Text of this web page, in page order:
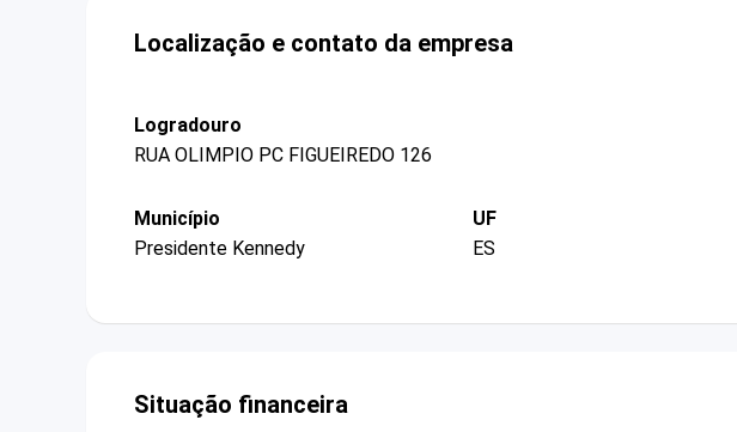
Localização e contato da empresa
Logradouro
RUA OLIMPIO PC FIGUEIREDO 126
Município
Presidente Kennedy
UF
ES
Situação financeira